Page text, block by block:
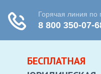
БЕСПЛАТНАЯ